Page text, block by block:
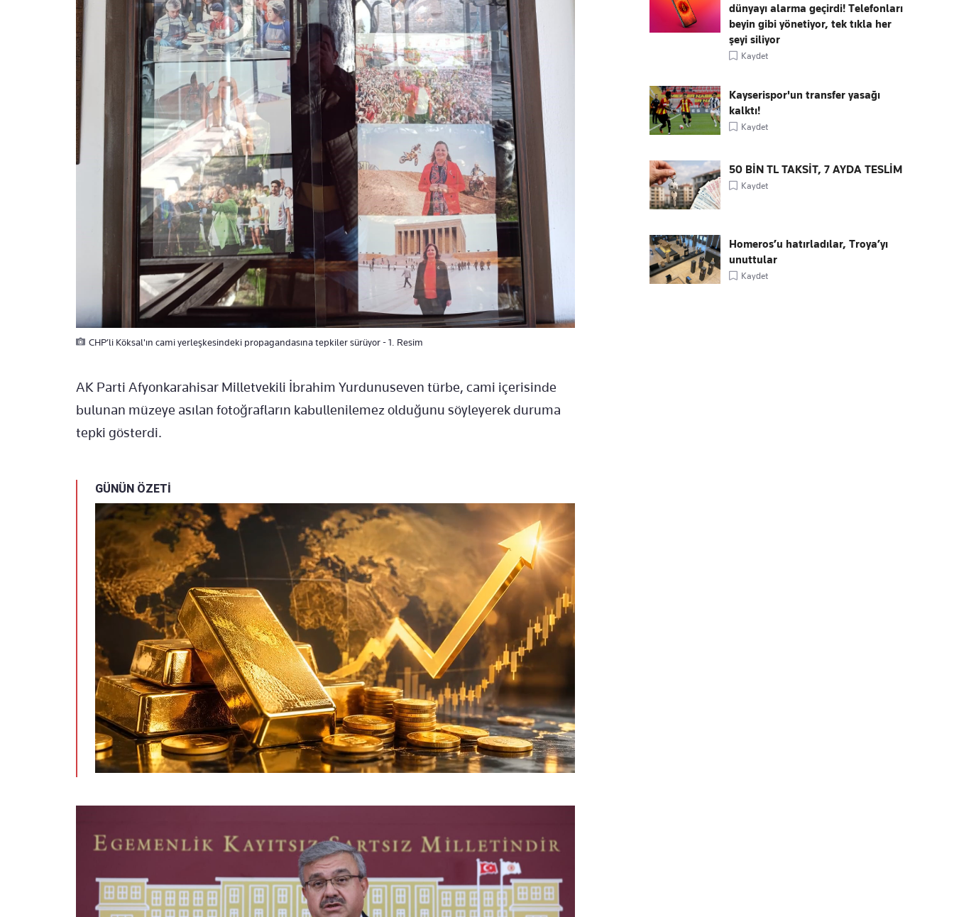
CHP’li Köksal'ın cami yerleşkesindeki propagandasına tepkiler sürüyor - 1. Resim
AK Parti Afyonkarahisar Milletvekili İbrahim Yurdunuseven türbe, cami içerisinde
bulunan müzeye asılan fotoğrafların kabullenilemez olduğunu söyleyerek duruma
tepki gösterdi.
GÜNÜN ÖZETİ
dünyayı alarma geçirdi! Telefonları
beyin gibi yönetiyor, tek tıkla her
şeyi siliyor
Kaydet
Kayserispor'un transfer yasağı
kalktı!
Kaydet
50 BİN TL TAKSİT, 7 AYDA TESLİM
Kaydet
Homeros’u hatırladılar, Troya’yı
unuttular
Kaydet